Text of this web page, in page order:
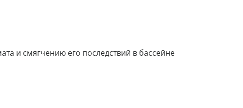
и смягчению его последствий в бассейне